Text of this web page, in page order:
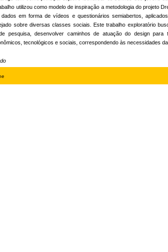
utilizou como modelo de inspiração a metodologia do projeto
em forma de vídeos e questionários semiabertos,
sobre diversas classes sociais. Este trabalho exploratório
pesquisa, desenvolver caminhos de atuação do design para
tecnológicos e sociais, correspondendo às necessidades da